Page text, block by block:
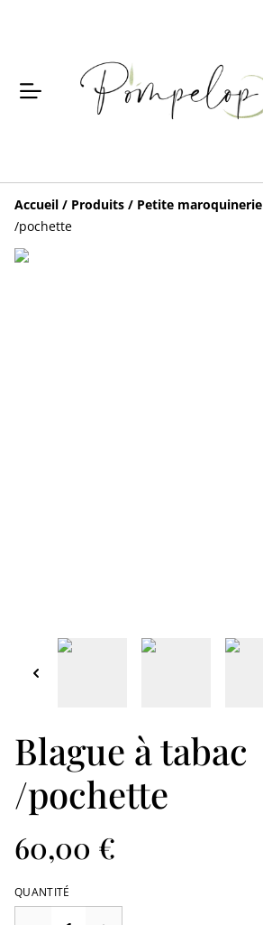
Accueil / Produits / Petite maroquinerie
/pochette
Blague à tabac
/pochette
60,00 €
QUANTITÉ